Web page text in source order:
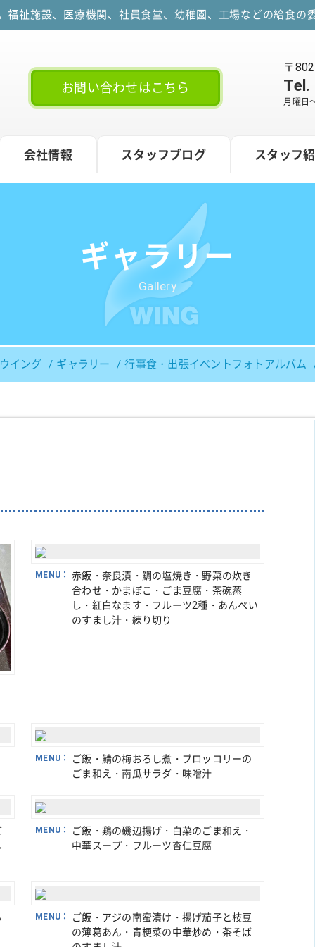
祉施設、医療機関、社員食堂、幼稚園、工場などの給食の
お問い合わせはこちら
〒
Tel.
月曜日
会社情報 スタッフブログ スタッフ
ギャラリー
Gallery
イング ギャラリー 行事食・出張イベントフォトアルバム
MENU：
赤飯・奈良漬・鯛の塩焼き・野菜の炊き
合わせ・かまぼこ・ごま豆腐・茶碗蒸
し・紅白なます・フルーツ2種・あんぺい
のすまし汁・練り切り
MENU：
ご飯・鯖の梅おろし煮・ブロッコリーの
ごま和え・南瓜サラダ・味噌汁
MENU：
ご飯・鶏の磯辺揚げ・白菜のごま和え・
中華スープ・フルーツ杏仁豆腐
MENU：
ご飯・アジの南蛮漬け・揚げ茄子と枝豆
の薄葛あん・青梗菜の中華炒め・茶そば